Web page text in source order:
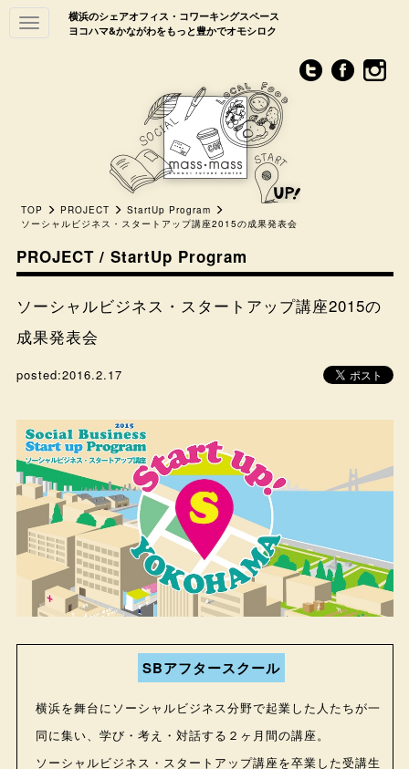
横浜のシェアオフィス・コワーキングスペース
ヨコハマ&かながわをもっと豊かでオモシロク
Toggle
navigation
TOP PROJECT
StartUp Program
ソーシャルビジネス・スタートアップ講座2015の成果発表会
PROJECT / StartUp Program
ソーシャルビジネス・スタートアップ講座2015の
成果発表会
posted:2016.2.17
SBアフタースクール
横浜を舞台にソーシャルビジネス分野で起業した人たちが一
同に集い、学び・考え・対話する２ヶ月間の講座。
ソーシャルビジネス・スタートアップ講座を卒業した受講生